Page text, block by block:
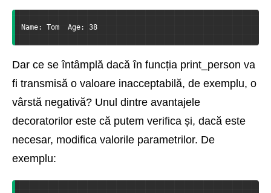
Name: Tom  Age: 38
Dar ce se întâmplă dacă în funcția print_person va
fi transmisă o valoare inacceptabilă, de exemplu, o
vârstă negativă? Unul dintre avantajele
decoratorilor este că putem verifica și, dacă este
necesar, modifica valorile parametrilor. De
exemplu: